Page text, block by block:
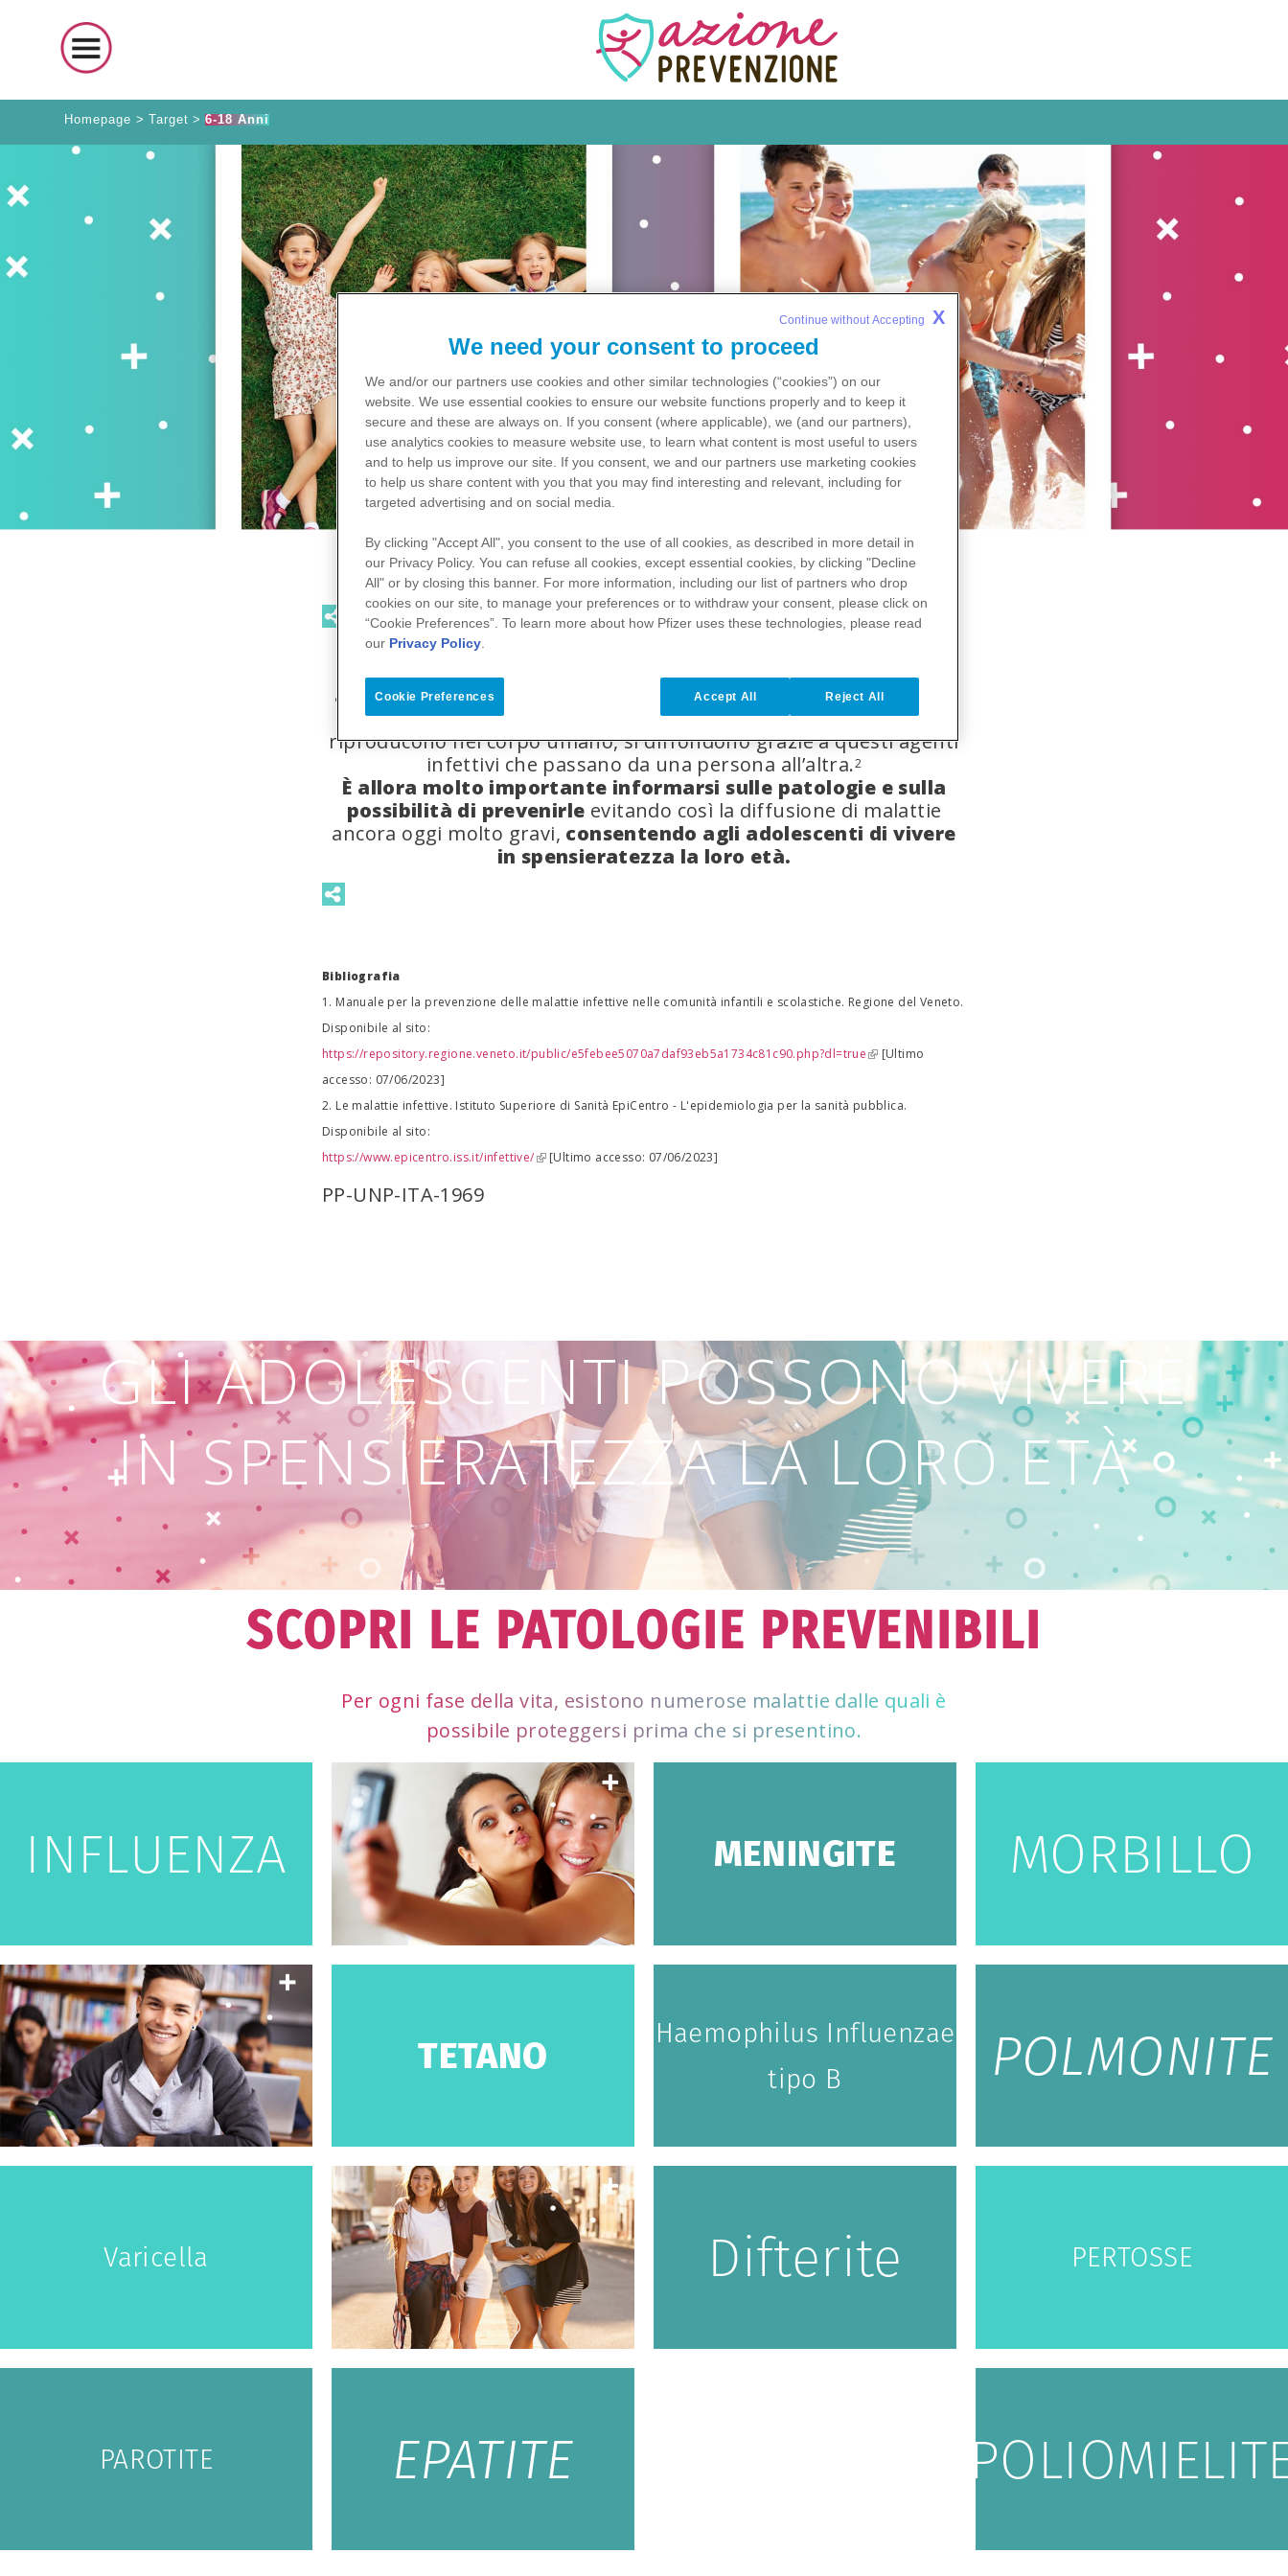
Homepage > Target > 6-18 Anni
6-18 ANNI
La trasmissione delle malattie infettive tra i bambini e gli
adolescenti è favorita dalla maggiore facilità con cui socializzano.
Le malattie causate dall’infezione da parte di microrganismi che si
riproducono nel corpo umano, si diffondono grazie a questi agenti
infettivi che passano da una persona all’altra.2
È allora molto importante informarsi sulle patologie e sulla
possibilità di prevenirle evitando così la diffusione di malattie
ancora oggi molto gravi, consentendo agli adolescenti di vivere
in spensieratezza la loro età.
Bibliografia
1. Manuale per la prevenzione delle malattie infettive nelle comunità infantili e scolastiche. Regione del Veneto.
Disponibile al sito:
https://repository.regione.veneto.it/public/e5febee5070a7daf93eb5a1734c81c90.php?dl=true(link is external)
[Ultimo
accesso: 07/06/2023]
2. Le malattie infettive. Istituto Superiore di Sanità EpiCentro - L'epidemiologia per la sanità pubblica.
Disponibile al sito:
https://www.epicentro.iss.it/infettive/(link is external)
[Ultimo accesso: 07/06/2023]
PP-UNP-ITA-1969
GLI ADOLESCENTI POSSONO VIVERE
IN SPENSIERATEZZA LA LORO ETÀ
SCOPRI LE PATOLOGIE PREVENIBILI
Per ogni fase della vita, esistono numerose malattie dalle quali è
possibile proteggersi prima che si presentino.
INFLUENZA MENINGITE MORBILLO
TETANO
Haemophilus Influenzae
tipo B
POLMONITE
Varicella Difterite PERTOSSE
PAROTITE EPATITE
We need your consent to proceed
We and/or our partners use cookies and other similar technologies (“cookies”) on our
website. We useessential cookies to ensure our website functions properly and to keep it
secure and these are always on. If you consent (where applicable), we (and our partners),
useanalytics cookies to measure website use, to learn what content is most useful to users
and to help us improve our site. If you consent, we and our partners use marketing cookies
to help us share content with you that you may find interesting and relevant, including for
targeted advertising and on social media.
By clicking "Accept All", you consent to the use of all cookies, as described in more detail in
our Privacy Policy. You can refuse all cookies, except essential cookies, by clicking "Decline
All" or by closing this banner. For more information, including our list of partners who drop
cookies on our site, to manage your preferences or to withdraw your consent, please click on
“Cookie Preferences”. To learn more about how Pfizer uses these technologies, please read
our Privacy Policy
Cookie Preferences Reject All
Accept All
Continue without Accepting X